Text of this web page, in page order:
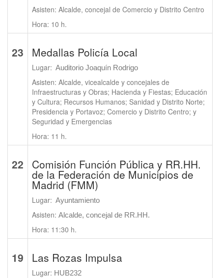
Asisten: Alcalde, concejal de Comercio y Distrito Centro
Hora: 10 h.
23 Medallas Policía Local
Lugar: Auditorio Joaquín Rodrigo
Asisten: Alcalde, vicealcalde y concejales de
Infraestructuras y Obras; Hacienda y Fiestas; Educación
y Cultura; Recursos Humanos; Sanidad y Distrito Norte;
Presidencia y Portavoz; Comercio y Distrito Centro; y
Seguridad y Emergencias
Hora: 11 h.
22 Comisión Función Pública y RR.HH.
de la Federación de Municipios de
Madrid (FMM)
Lugar: Ayuntamiento
Asisten: Alcalde, concejal de RR.HH.
Hora: 11:30 h.
19 Las Rozas Impulsa
Lugar: HUB232